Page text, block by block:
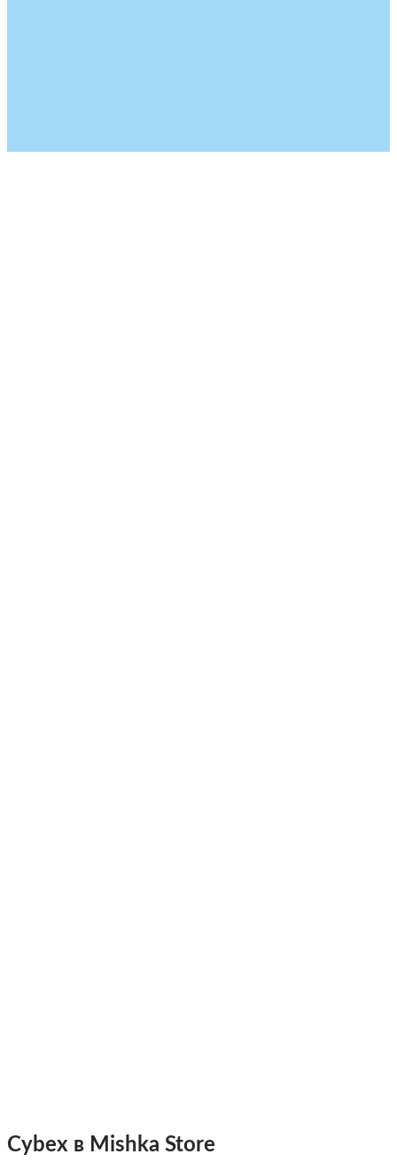
Cybex в Mishka Store